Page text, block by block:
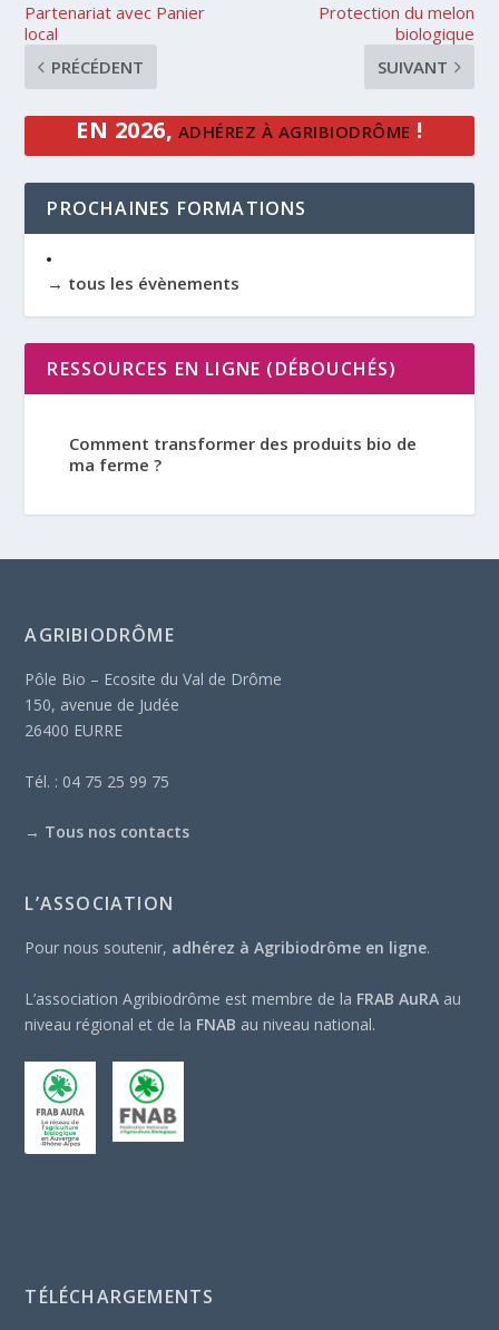
Partenariat avec Panier
local
PRÉCÉDENT
Protection du melon
biologique
SUIVANT
EN 2026, ADHÉREZ À AGRIBIODRÔME !
PROCHAINES FORMATIONS
→ tous les évènements
RESSOURCES EN LIGNE (DÉBOUCHÉS)
Comment transformer des produits bio de
ma ferme ?
AGRIBIODRÔME
Pôle Bio – Ecosite du Val de Drôme
150, avenue de Judée
26400 EURRE
Tél. : 04 75 25 99 75
→ Tous nos contacts
L’ASSOCIATION
Pour nous soutenir, adhérez à Agribiodrôme en ligne.
L’association Agribiodrôme est membre de la FRAB AuRA au
niveau régional et de la FNAB au niveau national.
TÉLÉCHARGEMENTS